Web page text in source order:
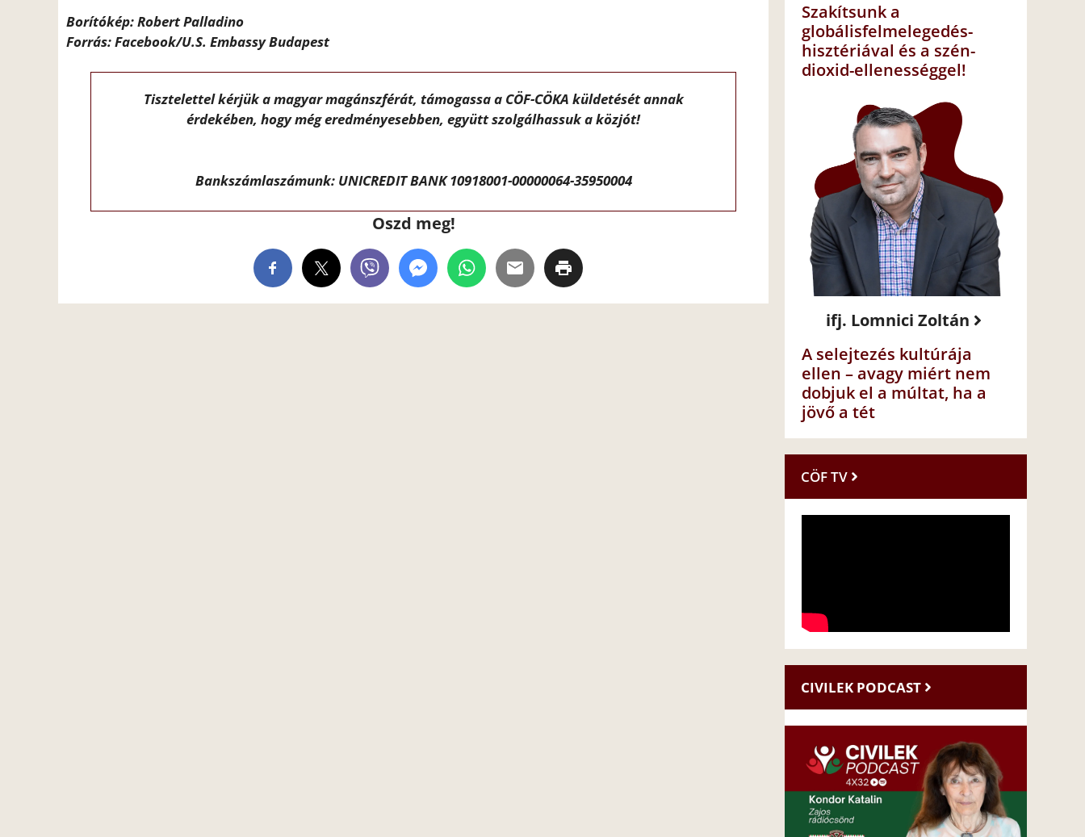
Borítókép: Robert Palladino
Forrás: Facebook/U.S. Embassy Budapest
Tisztelettel kérjük a magyar magánszférát, támogassa a CÖF-CÖKA küldetését annak
érdekében, hogy még eredményesebben, együtt szolgálhassuk a közjót!
Bankszámlaszámunk: UNICREDIT BANK 10918001-00000064-35950004
Oszd meg!
Szakítsunk a
globálisfelmelegedés-
hisztériával és a szén-
dioxid-ellenességgel!
ifj. Lomnici Zoltán
A selejtezés kultúrája
ellen – avagy miért nem
dobjuk el a múltat, ha a
jövő a tét
CÖF TV
CIVILEK PODCAST